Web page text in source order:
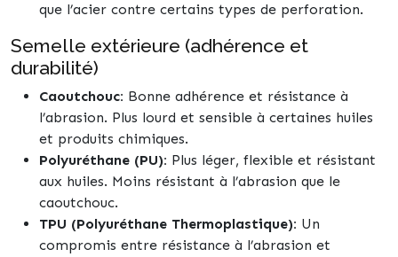
que l’acier contre certains types de perforation.
Semelle extérieure (adhérence et
durabilité)
Caoutchouc: Bonne adhérence et résistance à
l’abrasion. Plus lourd et sensible à certaines huiles
et produits chimiques.
Polyuréthane (PU): Plus léger, flexible et résistant
aux huiles. Moins résistant à l’abrasion que le
caoutchouc.
TPU (Polyuréthane Thermoplastique): Un
compromis entre résistance à l’abrasion et